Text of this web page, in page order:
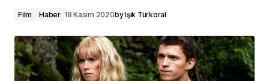
Film Haber 18 Kasım 2020byIşık Türkoral